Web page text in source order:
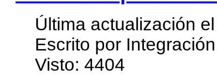
Última actualización
Escrito por Integración
Visto: 4404
gebzet